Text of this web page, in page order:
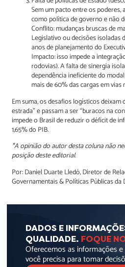
Sem um pacto entre os
como política de governo e não
Conflito: mudanças bruscas de
Legislativo ou decisões isoladas
anos de planejamento do
Impacto: isso impede a
rodovias). A falta de sinergia
dependência ineficiente do
mais de 60% das cargas em vias
Em suma, os desafios logísticos deixam
estrada” e passam a ser “buracos na
impede o Brasil de reduzir o déficit de
1,65% do PIB.
*A opinião do autor desta coluna não
posição deste editorial.
Por: Daniel Duarte Lledó, Diretor de
Governamentais & Políticas Públicas da
DADOS E
QUALIDADE. FOQUE
Oferecemos as informações
você precisa para tomar